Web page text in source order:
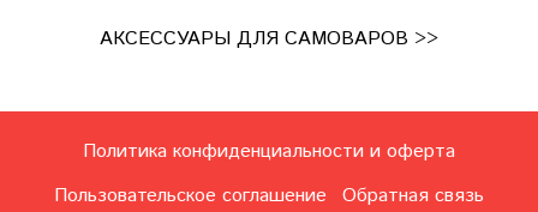
АКСЕССУАРЫ ДЛЯ САМОВАРОВ >>
Политика конфиденциальности и оферта
Пользовательское соглашение
Обратная связь